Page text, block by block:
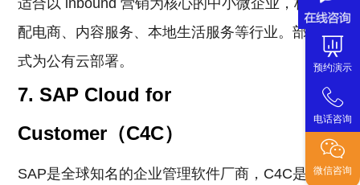
预约演示
电话咨询
微信咨询
适合以 inbound 营销为核心的中小微企业，核心适
配电商、内容服务、本地生活服务等行业。部署模
式为公有云部署。
7. SAP Cloud for
Customer（C4C）
SAP是全球知名的企业管理软件厂商，C4C是其面